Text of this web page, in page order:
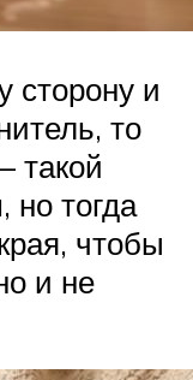
сторону и
то
такой
но тогда
чтобы
и не